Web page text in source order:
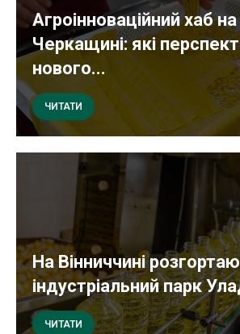
Агроінноваційний хаб на
Черкащині: які
нового...
ЧИТАТИ
На Вінниччині
індустріальний парк
ЧИТАТИ